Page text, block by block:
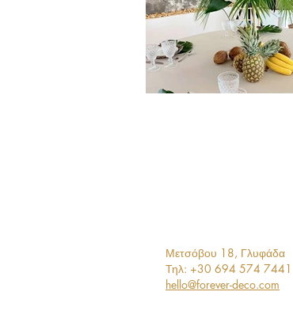
Μετσόβου 18, Γλυφάδα
Τηλ: +30 694 574 7441
hello@forever-deco.com